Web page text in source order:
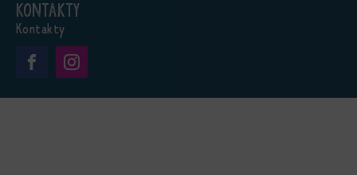
Kontakty
Kontakty